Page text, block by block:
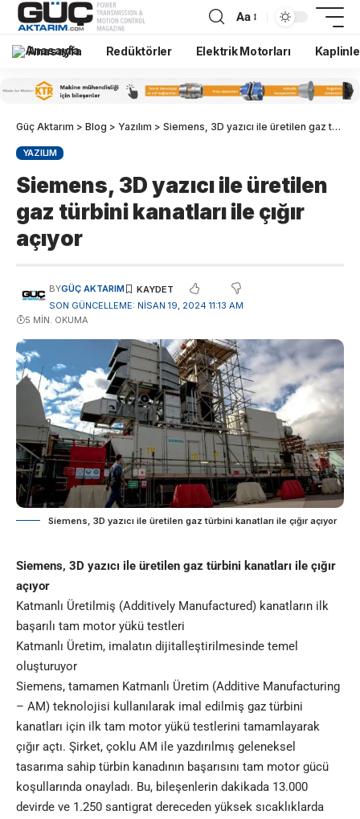
Aa
Anasayfa Redüktörler Elektrik Motorları
Güç Aktarım > Blog > Yazılım > Siemens, 3D yazıcı ile üretilen gaz türbini kanatları ile çığır açıyor
YAZILIM
Siemens, 3D yazıcı ile üretilen
gaz türbini kanatları ile çığır
açıyor
SON GÜNCELLEME: NISAN 19, 2024 11:13 AM
BYGÜÇ AKTARIM
5 MIN. OKUMA
Siemens, 3D yazıcı ile üretilen gaz türbini kanatları ile çığır açıyor
Siemens, 3D yazıcı ile üretilen gaz türbini kanatları ile çığır
açıyor
Katmanlı Üretilmiş (Additively Manufactured) kanatların ilk
başarılı tam motor yükü testleri
Katmanlı Üretim, imalatın dijitalleştirilmesinde temel
oluşturuyor
Siemens, tamamen Katmanlı Üretim (Additive Manufacturing
– AM) teknolojisi kullanılarak imal edilmiş gaz türbini
kanatları için ilk tam motor yükü testlerini tamamlayarak
çığır açtı. Şirket, çoklu AM ile yazdırılmış geleneksel
tasarıma sahip türbin kanadının başarısını tam motor gücü
koşullarında onayladı. Bu, bileşenlerin dakikada 13.000
devirde ve 1.250 santigrat dereceden yüksek sıcaklıklarda